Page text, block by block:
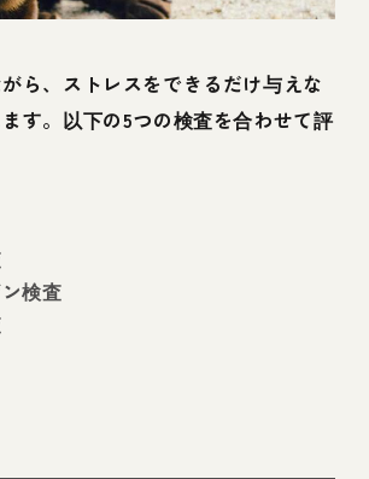
ら、ストレスをできるだけ与えな
す。以下の5つの検査を合わせて評
検査